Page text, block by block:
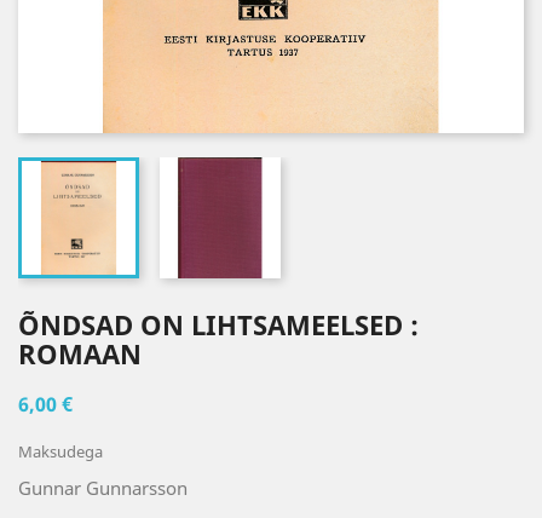
ÕNDSAD ON LIHTSAMEELSED :
ROMAAN
6,00 €
Maksudega
Gunnar Gunnarsson